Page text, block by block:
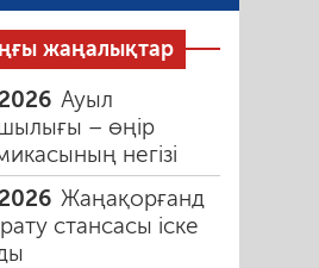
түтін 06.08.2026
жаңалықтар
Ауыл
– өңір
негізі
Жаңақорғанд
стансасы іске